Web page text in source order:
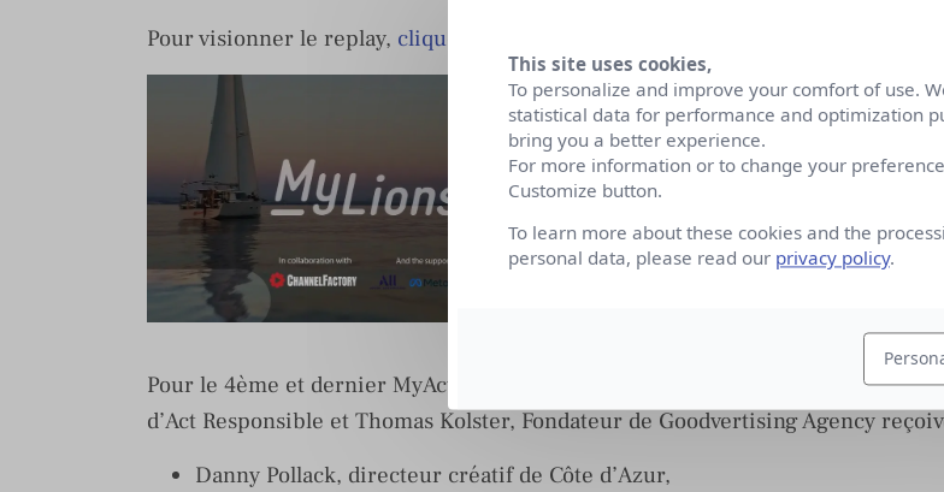
Pour visionner le replay, cliquez ici
Pour le 4ème et dernier MyAct des Cannes Lions de 2022, sous la pluie,
d’Act Responsible et Thomas Kolster, Fondateur de Goodvertising Agency
Danny Pollack, directeur créatif de Côte d’Azur,
This site uses cookies,
To personalize and improve your comfort of use.
statistical data for performance and optimization
bring you a better experience.
For more information or to change your
Customize button.
To learn more about these cookies and the
personal data, please read our privacy policy.